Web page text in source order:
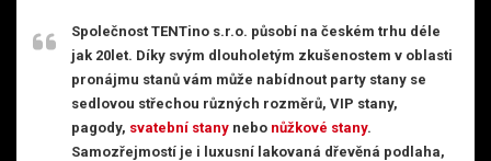
Společnost TENTino s.r.o. působí na českém trhu déle
jak 20let. Díky svým dlouholetým zkušenostem v oblasti
pronájmu stanů vám může nabídnout party stany se
sedlovou střechou různých rozměrů, VIP stany,
pagody, svatební stany nebo nůžkové stany.
Samozřejmostí je i luxusní lakovaná dřevěná podlaha,